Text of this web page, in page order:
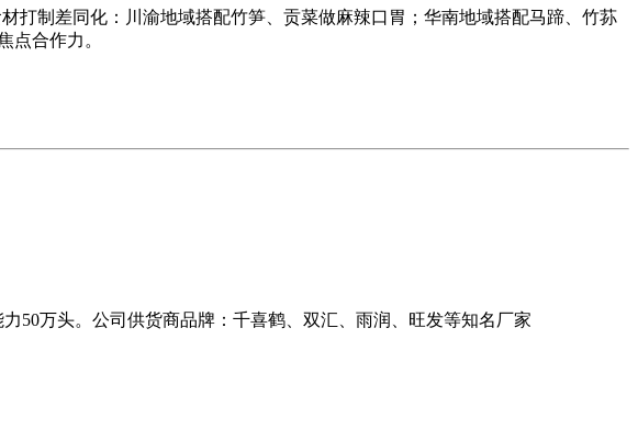
制差同化：川渝地域搭配竹笋、贡菜做麻辣口胃；华南地域搭配马蹄、竹荪
点合作力。
50万头。公司供货商品牌：千喜鹤、双汇、雨润、旺发等知名厂家